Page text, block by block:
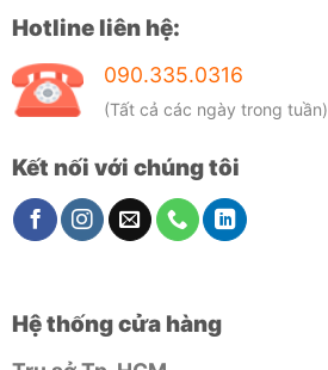
Hotline liên hệ:
090.335.0316
(Tất cả các ngày trong tuần)
Kết nối với chúng tôi
Hệ thống cửa hàng